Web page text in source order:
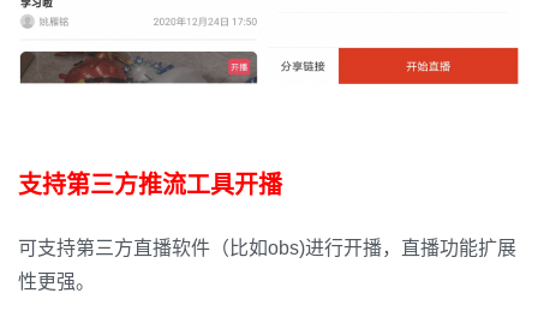
支持第三方推流工具开播
可支持第三方直播软件（比如obs)进行开播，直播功能扩展
性更强。